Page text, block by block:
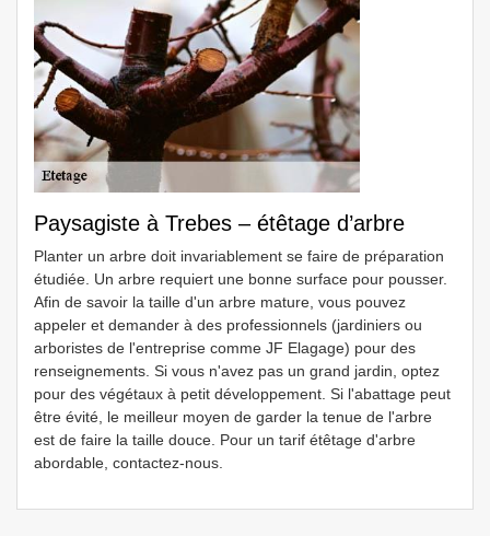
Paysagiste à Trebes – étêtage d’arbre
Planter un arbre doit invariablement se faire de préparation
étudiée. Un arbre requiert une bonne surface pour pousser.
Afin de savoir la taille d'un arbre mature, vous pouvez
appeler et demander à des professionnels (jardiniers ou
arboristes de l'entreprise comme JF Elagage) pour des
renseignements. Si vous n'avez pas un grand jardin, optez
pour des végétaux à petit développement. Si l'abattage peut
être évité, le meilleur moyen de garder la tenue de l'arbre
est de faire la taille douce. Pour un tarif étêtage d'arbre
abordable, contactez-nous.